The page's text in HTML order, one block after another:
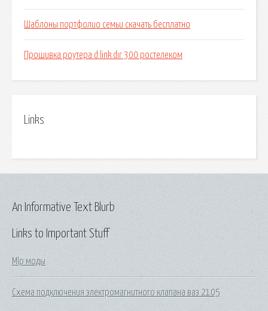
Шаблоны портфолио семьи скачать бесплатно
Прошивка роутера d link dir 300 ростелеком
Links
Links to Important Stuff
Mlp моды
Схема подключения электромагнитного клапана ваз 2105
An Informative Text Blurb